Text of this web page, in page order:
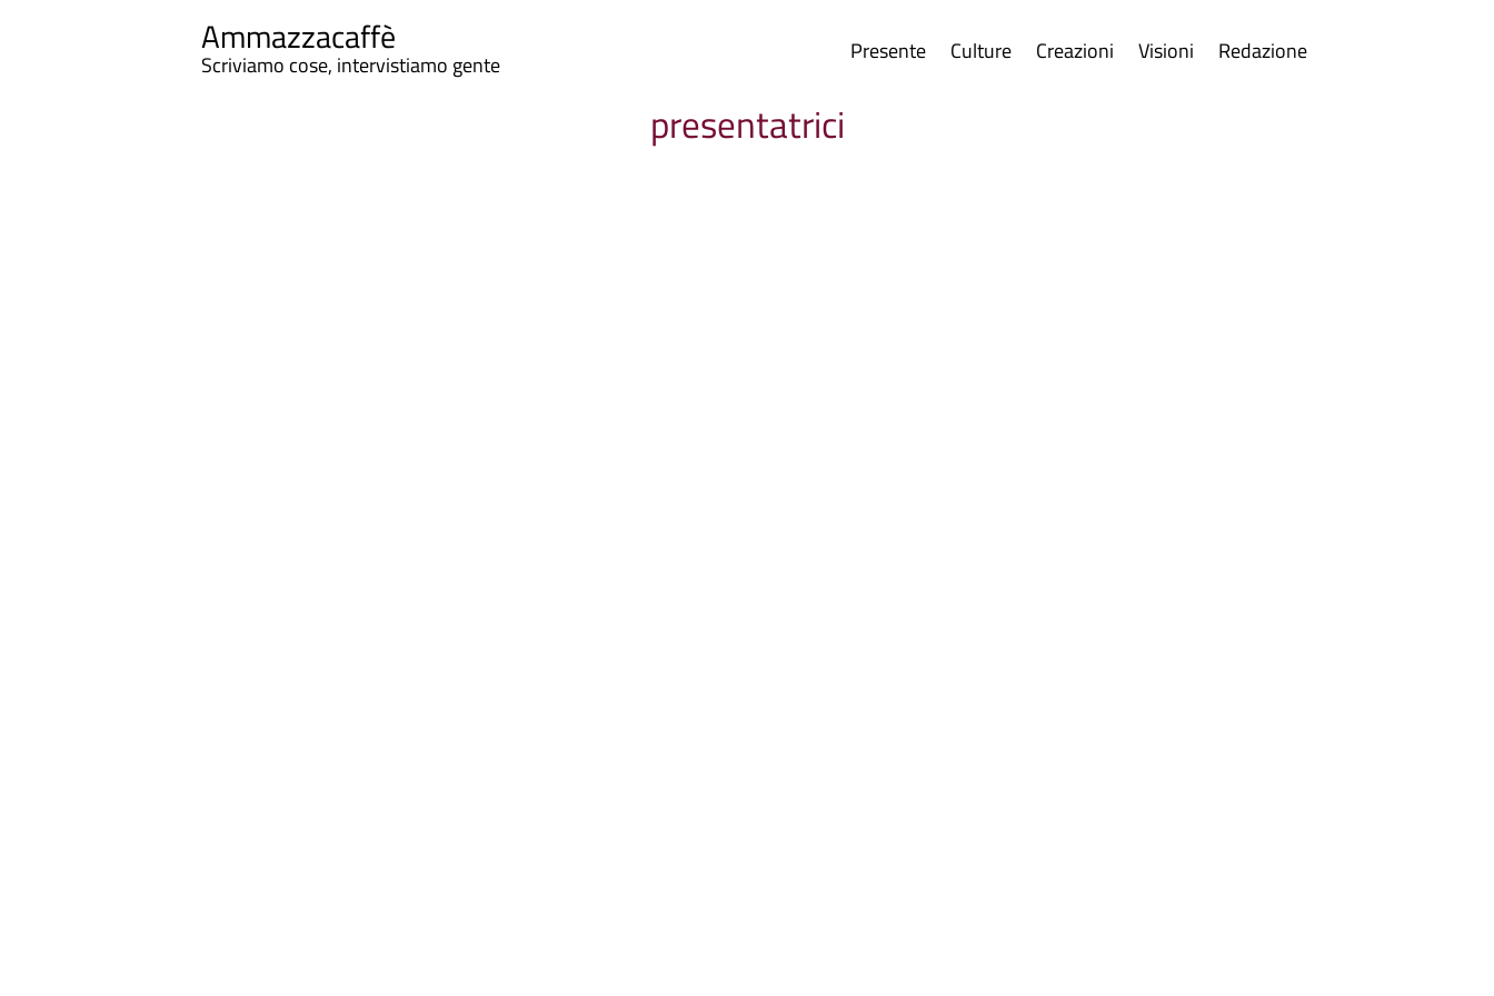
Ammazzacaffè
Scriviamo cose, intervistiamo gente Presente Culture Creazioni Visioni Redazione
presentatrici